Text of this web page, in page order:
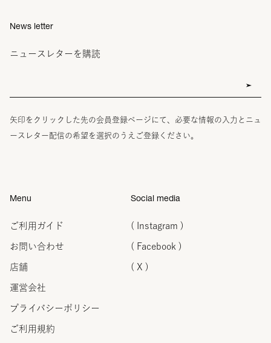
News letter
ニュースレターを購読
矢印をクリックした先の会員登録ページにて、必要な情報の入力とニュ
ースレター配信の希望を選択のうえご登録ください。
Menu
ご利用ガイド
お問い合わせ
店舗
運営会社
プライバシーポリシー
ご利用規約
Social media
( Instagram )
( Facebook )
( X )